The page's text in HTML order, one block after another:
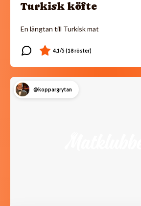
Turkisk köfte
En längtan till Turkisk mat
@koppargrytan